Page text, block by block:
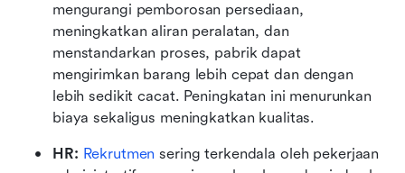
mengurangi pemborosan persediaan,
meningkatkan aliran peralatan, dan
menstandarkan proses, pabrik dapat
mengirimkan barang lebih cepat dan dengan
lebih sedikit cacat. Peningkatan ini menurunkan
biaya sekaligus meningkatkan kualitas.
HR: Rekrutmen sering terkendala oleh pekerjaan